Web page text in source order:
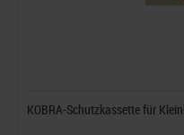
KOBRA-Schutzkassette für